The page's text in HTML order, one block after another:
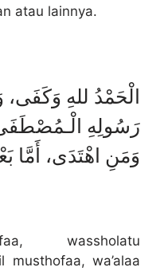
atau lainnya.
الْحَمْدُ للهِ
رَسُولِهِ
وَمَنِ اهْتَدَى، أَمَّا
wassholatu
musthofaa, wa’alaa